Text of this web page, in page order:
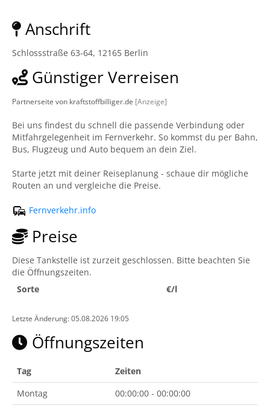
Anschrift
Schlossstraße 63-64, 12165 Berlin
Günstiger Verreisen
Partnerseite von kraftstoffbilliger.de [Anzeige]
Bei uns findest du schnell die passende Verbindung oder
Mitfahrgelegenheit im Fernverkehr. So kommst du per Bahn,
Bus, Flugzeug und Auto bequem an dein Ziel.
Starte jetzt mit deiner Reiseplanung - schaue dir mögliche
Routen an und vergleiche die Preise.
Fernverkehr.info
Preise
Diese Tankstelle ist zurzeit geschlossen. Bitte beachten Sie
die Öffnungszeiten.
Sorte
€/l
Letzte Änderung: 05.08.2026 19:05
Öffnungszeiten
Tag
Zeiten
Montag
00:00:00 - 00:00:00